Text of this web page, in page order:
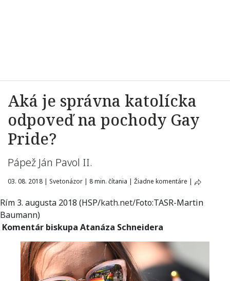
Aká je správna katolícka
odpoveď na pochody Gay
Pride?
Pápež Ján Pavol II.
03. 08. 2018 | Svetonázor | 8 min. čítania | Žiadne komentáre |
Rím 3. augusta 2018 (HSP/kath.net/Foto:TASR-Martin
Baumann)
Komentár biskupa Atanáza Schneidera